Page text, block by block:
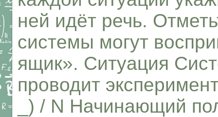
ней идёт речь.
системы могут
ящик». Ситуация
проводит
_) / N Начинающий